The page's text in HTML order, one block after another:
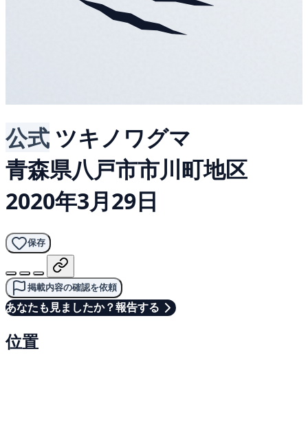
公式 ツキノワグマ
青森県八戸市市川町地区
2020年3月29日
保存
掲載内容の確認を依頼
あなたも見ましたか？報告する
位置